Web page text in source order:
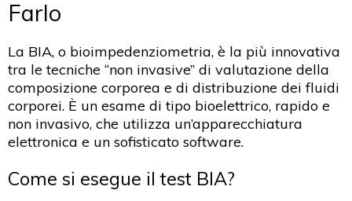
Farlo
La BIA, o bioimpedenziometria, è la più innovativa
tra le tecniche “non invasive” di valutazione della
composizione corporea e di distribuzione dei fluidi
corporei. È un esame di tipo bioelettrico, rapido e
non invasivo, che utilizza un’apparecchiatura
elettronica e un sofisticato software.
Come si esegue il test BIA?